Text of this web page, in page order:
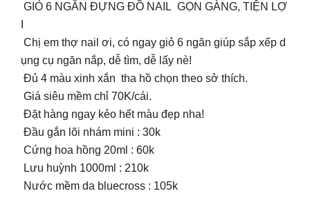
GIỎ 6 NGĂN ĐỰNG ĐỒ NAIL GỌN GÀNG, TIỆN LỢ
Chị em thợ nail ơi, có ngay giỏ 6 ngăn giúp sắp xếp d
ụng cụ ngăn nắp, dễ tìm, dễ lấy nè!
Đủ 4 màu xinh xắn tha hồ chọn theo sở thích.
Giá siêu mềm chỉ 70K/cái.
Đặt hàng ngay kẻo hết màu đẹp nha!
Đầu gắn lõi nhám mini : 30k
Cứng hoa hồng 20ml : 60k
Lưu huỳnh 1000ml : 210k
Nước mềm da bluecross : 105k